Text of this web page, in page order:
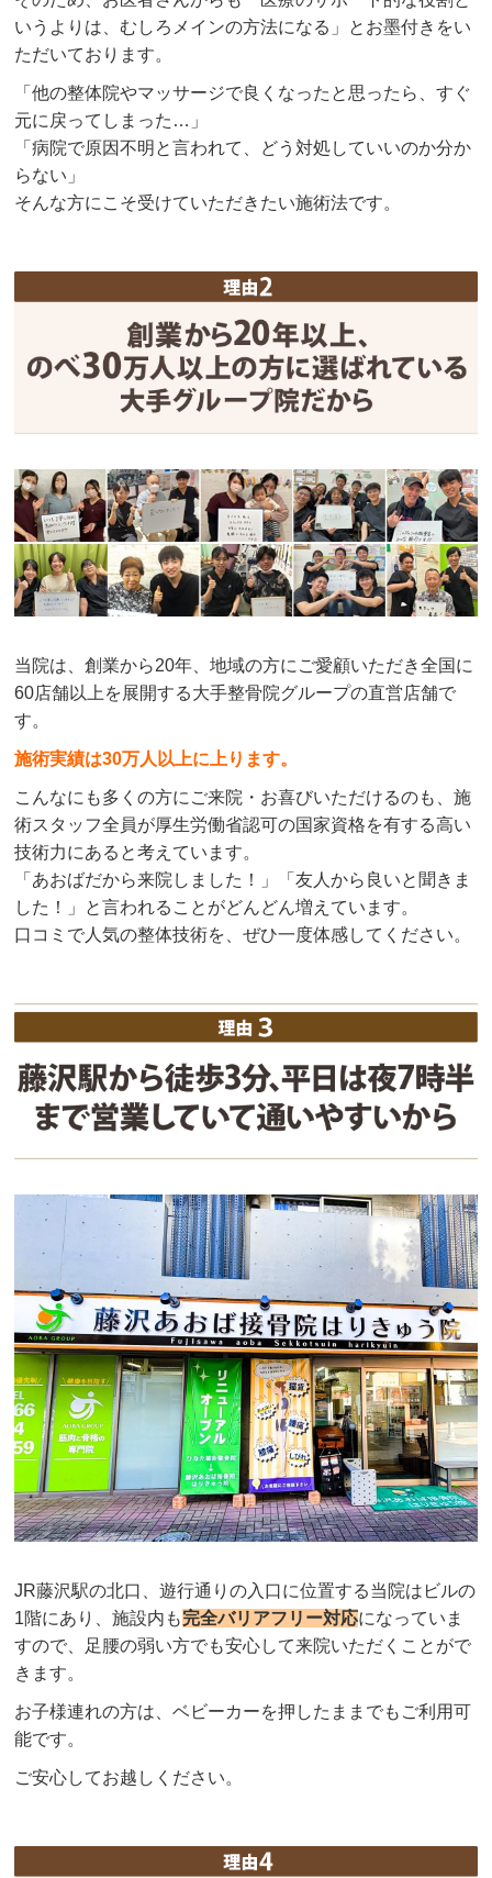
いうよりは、むしろメインの方法になる」とお墨付きをい
ただいております。
「他の整体院やマッサージで良くなったと思ったら、すぐ
元に戻ってしまった…」
「病院で原因不明と言われて、どう対処していいのか分か
らない」
そんな方にこそ受けていただきたい施術法です。
当院は、創業から20年、地域の方にご愛顧いただき全国に
60店舗以上を展開する大手整骨院グループの直営店舗で
す。
施術実績は30万人以上に上ります。
こんなにも多くの方にご来院・お喜びいただけるのも、施
術スタッフ全員が厚生労働省認可の国家資格を有する高い
技術力にあると考えています。
「あおばだから来院しました！」「友人から良いと聞きま
した！」と言われることがどんどん増えています。
口コミで人気の整体技術を、ぜひ一度体感してください。
JR藤沢駅の北口、遊行通りの入口に位置する当院はビルの
1階にあり、施設内も完全バリアフリー対応になっていま
すので、足腰の弱い方でも安心して来院いただくことがで
きます。
お子様連れの方は、ベビーカーを押したままでもご利用可
能です。
ご安心してお越しください。